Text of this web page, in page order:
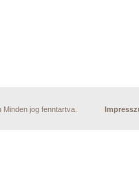
jog fenntartva.